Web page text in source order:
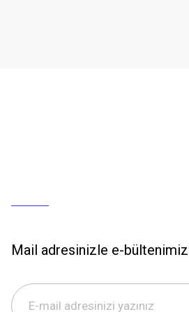
Mail adresinizle e-